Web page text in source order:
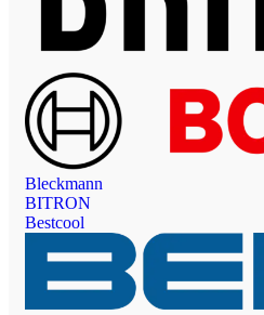
Bleckmann
BITRON
Bestcool